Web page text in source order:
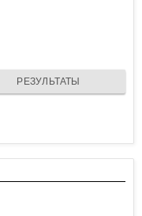
РЕЗУЛЬТАТЫ